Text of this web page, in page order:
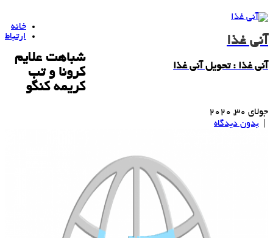
آنی غذا
آنی غذا : تحویل آنی غذا
خانه
ارتباط
شباهت علایم
كرونا و تب
كریمه كنگو
جولای 30, 2020
بدون دیدگاه